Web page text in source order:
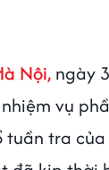
Nội, ngày
vụ
tuần tra